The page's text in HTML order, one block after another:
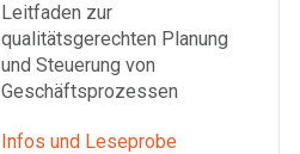
Leitfaden zur
qualitätsgerechten Planung
und Steuerung von
Geschäftsprozessen
Infos und Leseprobe